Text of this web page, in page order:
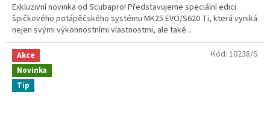
Exkluzivní novinka od Scubapro! Představujeme speciální edici
špičkového potápěčského systému MK25 EVO/S620 Ti, která vyniká
nejen svými výkonnostními vlastnostmi, ale také...
Akce
Novinka
Tip
Kód: 10238/S